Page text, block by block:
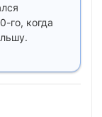
го, когда